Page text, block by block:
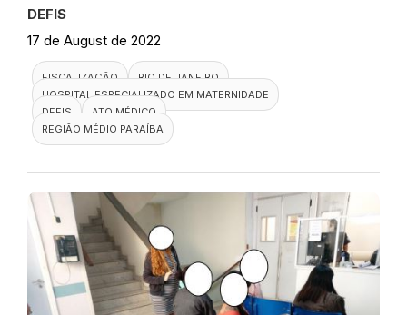
DEFIS
17 de August de 2022
FISCALIZAÇÃO
RIO DE JANEIRO
HOSPITAL ESPECIALIZADO EM MATERNIDADE
DEFIS
ATO MÉDICO
REGIÃO MÉDIO PARAÍBA